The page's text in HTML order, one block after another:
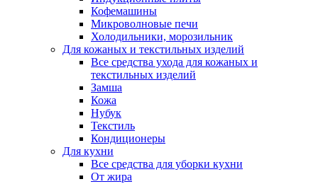
Кофемашины
Микроволновые печи
Холодильники, морозильник
Для кожаных и текстильных изделий
Все средства ухода для кожаных и
текстильных изделий
Замша
Кожа
Нубук
Текстиль
Кондиционеры
Для кухни
Все средства для уборки кухни
От жира